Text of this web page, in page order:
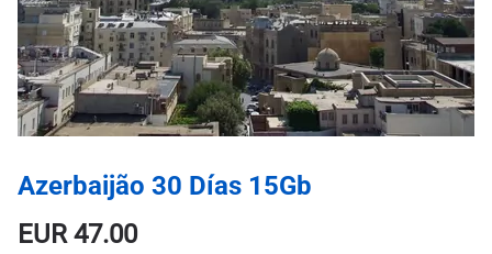
Azerbaijão 30 Días 15Gb
EUR47.00